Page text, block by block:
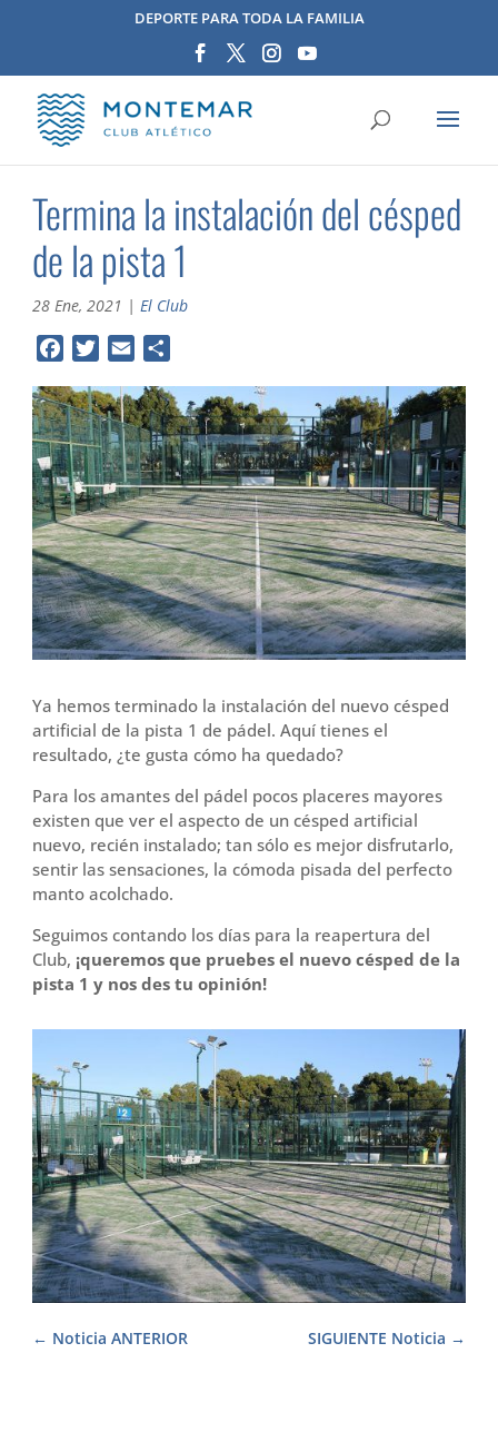
DEPORTE PARA TODA LA FAMILIA
Termina la instalación del césped
de la pista 1
28 Ene, 2021 |El Club
c
e
b
o
o
k
i
t
t
e
r
a
i
l
m
p
a
r
t
i
r
Ya hemos terminado la instalación del nuevo césped
artificial de la pista 1 de pádel. Aquí tienes el
resultado, ¿te gusta cómo ha quedado?
Para los amantes del pádel pocos placeres mayores
existen que ver el aspecto de un césped artificial
nuevo, recién instalado; tan sólo es mejor disfrutarlo,
sentir las sensaciones, la cómoda pisada del perfecto
manto acolchado.
Seguimos contando los días para la reapertura del
Club, ¡queremos que pruebes el nuevo césped de la
pista 1 y nos des tu opinión!
SIGUIENTE Noticia
Noticia ANTERIOR